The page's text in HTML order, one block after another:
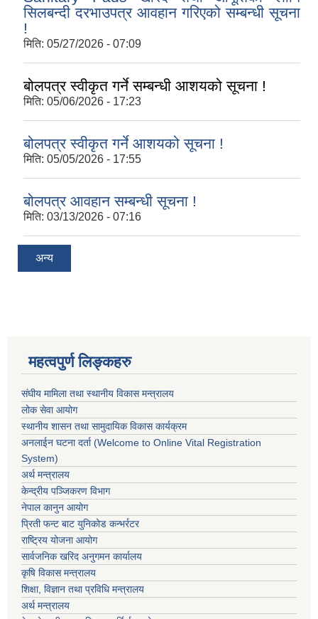
सिलबन्दी दरभाउपत्र आवहान गरिएको सम्बन्धी सूचना
!
मिति: 05/27/2026 - 07:09
बोलपत्र स्वीकृत गर्ने सम्बन्धी आशयको सूचना !
मिति: 05/06/2026 - 17:23
बोलपत्र स्वीकृत गर्ने आशयको सूचना !
मिति: 05/05/2026 - 17:55
बोलपत्र आवहान सम्बन्धी सूचना !
मिति: 03/13/2026 - 07:16
अन्य
महत्वपुर्ण लिङ्कहरु
संघीय मामिला तथा स्थानीय विकास मन्त्रालय
लोक सेवा आयोग
स्थानीय शासन तथा सामुदायिक विकास कार्यक्रम
अनलाईन घटना दर्ता (Welcome to Online Vital Registration
System)
अर्थ मन्त्रालय
केन्द्रीय पञ्जिकरण विभाग
नेपाल कानुन आयोग
प्रिती फन्ट बाट युनिकोड कन्भर्रटर
राष्ट्रिय योजना आयोग
सार्वजनिक खरिद अनुगमन कार्यालय
कृषि विकास मन्त्रालय
शिक्षा, विज्ञान तथा प्रविधि मन्त्रालय
अर्थ मन्त्रालय